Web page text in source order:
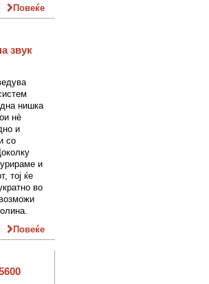
Повеќе
звук
нишка
нè
и
со
и
тој ќе
во
Повеќе